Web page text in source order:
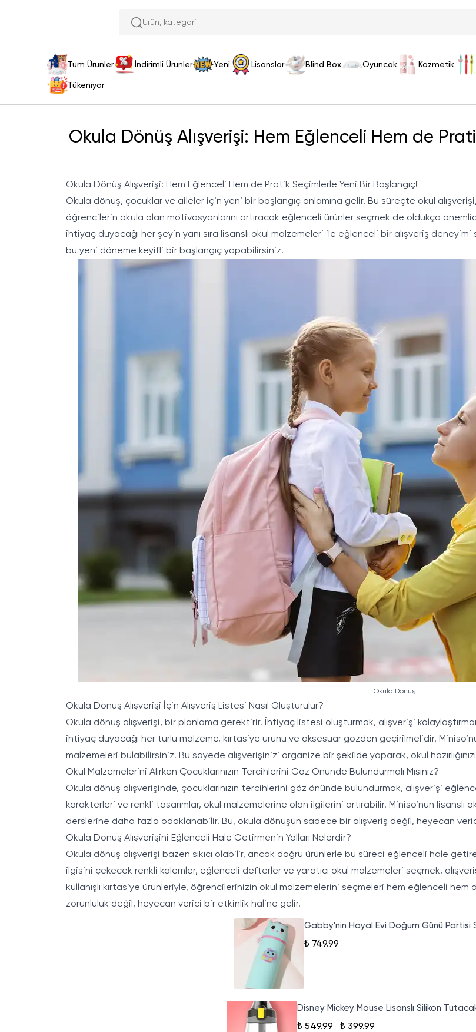
Ür
Tüm Ürünler İndirimli Ürünler Yeni Lisanslar Blind Box Oyuncak Kozmetik
Tükeniyor
Okula Dönüş Alışverişi: Hem Eğlenceli Hem de
Okula Dönüş Alışverişi: Hem Eğlenceli Hem de Pratik Seçimlerle Yeni Bir Başlangıç!
Okula dönüş, çocuklar ve aileler için yeni bir başlangıç anlamına gelir. Bu süreçte okul
öğrencilerin okula olan motivasyonlarını artıracak eğlenceli ürünler seçmek de oldukça
ihtiyaç duyacağı her şeyin yanı sıra lisanslı okul malzemeleri ile eğlenceli bir alışveriş
bu yeni döneme keyifli bir başlangıç yapabilirsiniz.
Okula Dönüş
Okula Dönüş Alışverişi İçin Alışveriş Listesi Nasıl Oluşturulur?
Okula dönüş alışverişi, bir planlama gerektirir. İhtiyaç listesi oluşturmak, alışverişi
ihtiyaç duyacağı her türlü malzeme, kırtasiye ürünü ve aksesuar gözden geçirilmelidir.
malzemeleri bulabilirsiniz. Bu sayede alışverişinizi organize bir şekilde yaparak, okul
Okul Malzemelerini Alırken Çocuklarınızın Tercihlerini Göz Önünde Bulundurmalı Mısınız?
Okula dönüş alışverişinde, çocuklarınızın tercihlerini göz önünde bulundurmak, alışverişi
karakterleri ve renkli tasarımlar, okul malzemelerine olan ilgilerini artırabilir. Miniso’nun lisanslı
derslerine daha fazla odaklanabilir. Bu, okula dönüşün sadece bir alışveriş değil, heyecan
Okula Dönüş Alışverişini Eğlenceli Hale Getirmenin Yolları Nelerdir?
Okula dönüş alışverişi bazen sıkıcı olabilir, ancak doğru ürünlerle bu süreci eğlenceli hale
ilgisini çekecek renkli kalemler, eğlenceli defterler ve yaratıcı okul malzemeleri seçmek,
kullanışlı kırtasiye ürünleriyle, öğrencilerinizin okul malzemelerini seçmeleri hem eğlenceli
zorunluluk değil, heyecan verici bir etkinlik haline gelir.
Gabby'nin Hayal Evi Doğum Günü Partisi
₺ 749.99
Disney Mickey Mouse Lisanslı Silikon
₺ 549.99 ₺ 399.99